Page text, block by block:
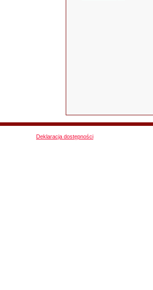
Deklaracja dostępności